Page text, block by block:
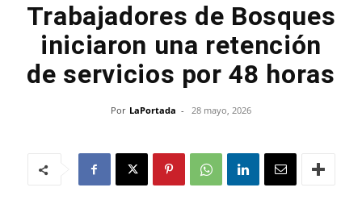
Trabajadores de Bosques
iniciaron una retención
de servicios por 48 horas
Por LaPortada - 28 mayo, 2026